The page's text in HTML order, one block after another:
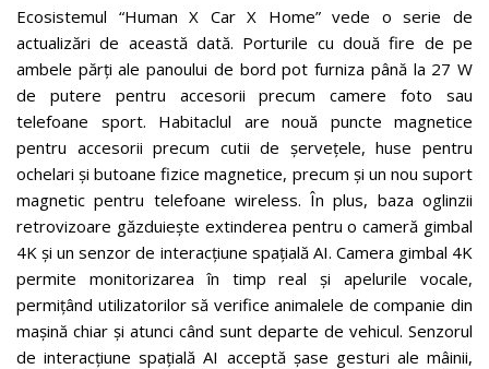
Ecosistemul “Human X Car X Home” vede o serie de
actualizări de această dată. Porturile cu două fire de pe
ambele părți ale panoului de bord pot furniza până la 27 W
de putere pentru accesorii precum camere foto sau
telefoane sport. Habitaclul are nouă puncte magnetice
pentru accesorii precum cutii de șervețele, huse pentru
ochelari și butoane fizice magnetice, precum și un nou suport
magnetic pentru telefoane wireless. În plus, baza oglinzii
retrovizoare găzduiește extinderea pentru o cameră gimbal
4K și un senzor de interacțiune spațială AI. Camera gimbal 4K
permite monitorizarea în timp real și apelurile vocale,
permițând utilizatorilor să verifice animalele de companie din
mașină chiar și atunci când sunt departe de vehicul. Senzorul
de interacțiune spațială AI acceptă șase gesturi ale mâinii,